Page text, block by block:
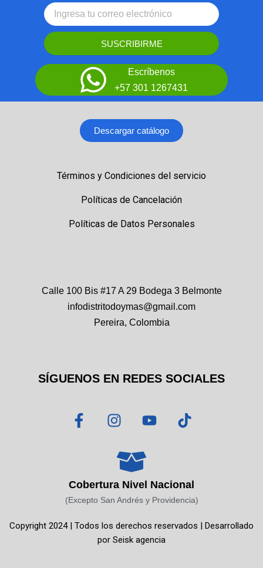
SUSCRIBIRME
Escríbenos
+57 301 1267431
Descargar catálogo
Términos y Condiciones del servicio
Políticas de Cancelación
Políticas de Datos Personales
Calle 100 Bis #17 A 29 Bodega 3 Belmonte
infodistritodoymas@gmail.com
Pereira, Colombia
SÍGUENOS EN REDES SOCIALES
F
a
o
o
-
I
n
t
a
g
r
m
Y
o
b
e
T
i
k
Cobertura Nivel Nacional
(Excepto San Andrés y Providencia)
Copyright 2024 | Todos los derechos reservados | Desarrollado
por Seisk agencia